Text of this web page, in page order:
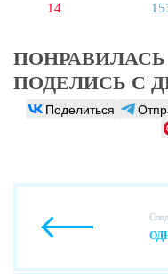
14
ПОНРАВИЛАСЬ
ПОДЕЛИСЬ С
Поделиться